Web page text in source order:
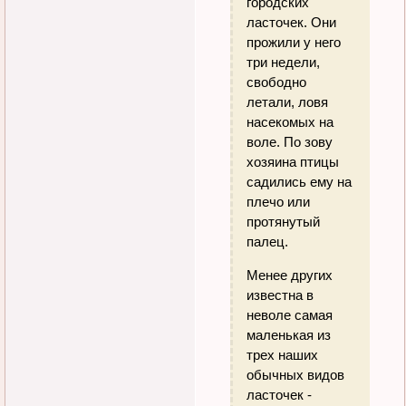
ласточек. Они
прожили у него
три недели,
свободно
летали, ловя
насекомых на
воле. По зову
хозяина птицы
садились ему на
плечо или
протянутый
палец.
Менее других
известна в
неволе самая
маленькая из
трех наших
обычных видов
ласточек -